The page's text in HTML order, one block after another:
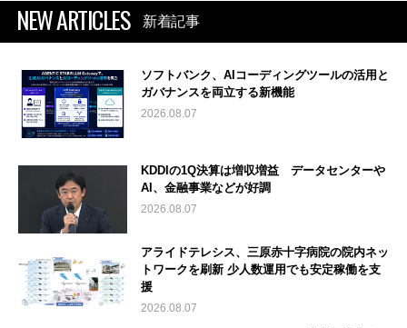
NEW ARTICLES 新着記事
ソフトバンク、AIコーディングツールの活用と
ガバナンスを両立する新機能
2026.08.07
KDDIの1Q決算は増収増益 データセンターや
AI、金融事業などが好調
2026.08.07
アライドテレシス、三原赤十字病院の院内ネッ
トワークを刷新 少人数運用でも安定稼働を支
援
2026.08.07